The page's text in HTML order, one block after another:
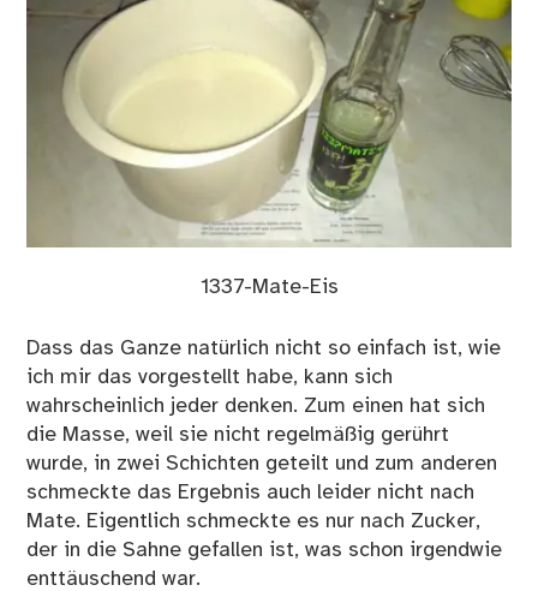
1337-Mate-Eis
Dass das Ganze natürlich nicht so einfach ist, wie
ich mir das vorgestellt habe, kann sich
wahrscheinlich jeder denken. Zum einen hat sich
die Masse, weil sie nicht regelmäßig gerührt
wurde, in zwei Schichten geteilt und zum anderen
schmeckte das Ergebnis auch leider nicht nach
Mate. Eigentlich schmeckte es nur nach Zucker,
der in die Sahne gefallen ist, was schon irgendwie
enttäuschend war.